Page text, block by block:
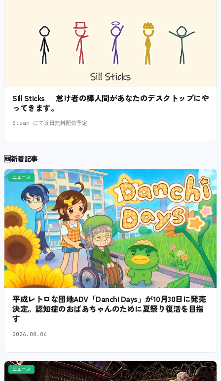
Sill Sticks — 怠け者の棒人間があなたのデスクトップにや
ってきます。
Steam にて近日無料配信予定
🆕新着記事
ニュース
平成レトロな団地ADV「Danchi Days」が10月30日に発売
決定。認知症のおばあちゃんのために夏祭り復活を目指
す
2026.08.06
ニュース